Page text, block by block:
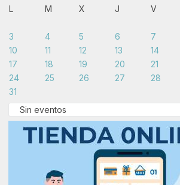
L
M X J V
3
4 5 6 7
10
11 12 13 14
17
18 19 20 21
24
25 26 27 28
31
Sin eventos